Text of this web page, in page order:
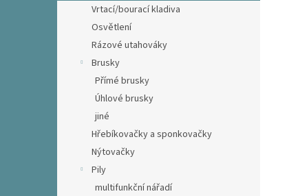
Vrtací/bourací kladiva
Osvětlení
Rázové utahováky
Brusky
Přímé brusky
Úhlové brusky
jiné
Hřebíkovačky a sponkovačky
Nýtovačky
Pily
multifunkční nářadí